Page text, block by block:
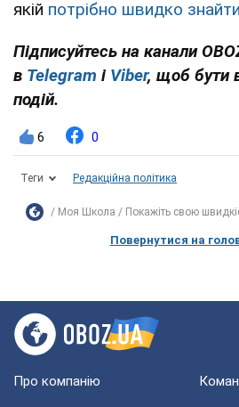
якій потрібно швидко
Підписуйтесь на канали
в Telegram і Viber, щоб бути
подій.
6 0
Теги Редакційна політика
Моя Школа Покажіть свою
Повернутися на
Про компанію